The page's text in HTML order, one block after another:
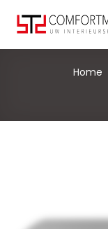
content
Home